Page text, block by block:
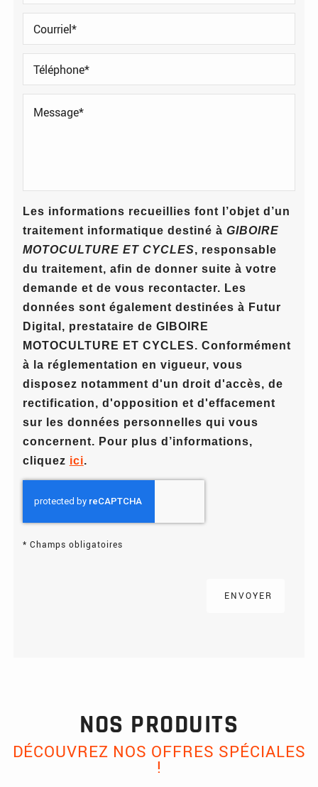
Les informations recueillies font l’objet d’un
traitement informatique destiné à GIBOIRE
MOTOCULTURE ET CYCLES, responsable
du traitement, afin de donner suite à votre
demande et de vous recontacter. Les
données sont également destinées à Futur
Digital, prestataire de GIBOIRE
MOTOCULTURE ET CYCLES. Conformément
à la réglementation en vigueur, vous
disposez notamment d'un droit d'accès, de
rectification, d'opposition et d'effacement
sur les données personnelles qui vous
concernent. Pour plus d’informations,
cliquez ici.
* Champs obligatoires
NOS PRODUITS
DÉCOUVREZ NOS OFFRES SPÉCIALES
!